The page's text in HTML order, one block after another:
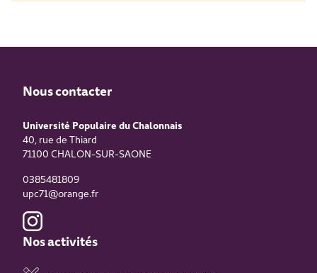
Nous contacter
Université Populaire du Chalonnais
40, rue de Thiard
71100 CHALON-SUR-SAONE
0385481809
upc71@orange.fr
Nos activités